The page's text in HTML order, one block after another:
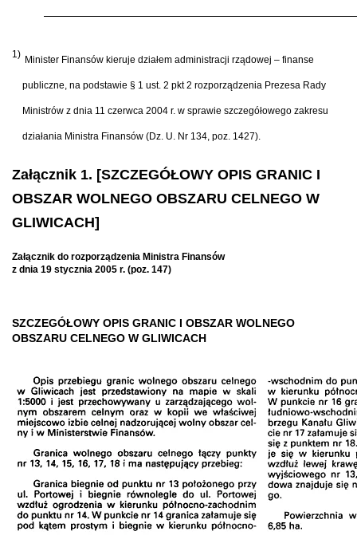
1) Minister Finansów kieruje działem administracji rządowej – finanse
publiczne, na podstawie § 1 ust. 2 pkt 2 rozporządzenia Prezesa Rady
Ministrów z dnia 11 czerwca 2004 r. w sprawie szczegółowego zakresu
działania Ministra Finansów (Dz. U. Nr 134, poz. 1427).
Załącznik 1. [SZCZEGÓŁOWY OPIS GRANIC I
OBSZAR WOLNEGO OBSZARU CELNEGO W
GLIWICACH]
Załącznik do rozporządzenia Ministra Finansów
z dnia 19 stycznia 2005 r. (poz. 147)
SZCZEGÓŁOWY OPIS GRANIC I OBSZAR WOLNEGO
OBSZARU CELNEGO W GLIWICACH